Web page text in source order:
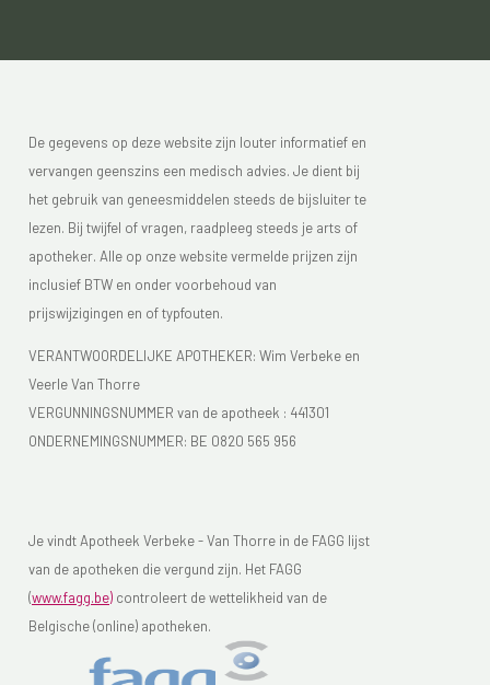
De gegevens op deze website zijn louter informatief en
vervangen geenszins een medisch advies. Je dient bij
het gebruik van geneesmiddelen steeds de bijsluiter te
lezen. Bij twijfel of vragen, raadpleeg steeds je arts of
apotheker. Alle op onze website vermelde prijzen zijn
inclusief BTW en onder voorbehoud van
prijswijzigingen en of typfouten.
VERANTWOORDELIJKE APOTHEKER: Wim Verbeke en
Veerle Van Thorre
VERGUNNINGSNUMMER van de apotheek : 441301
ONDERNEMINGSNUMMER: BE 0820 565 956
Je vindt Apotheek Verbeke - Van Thorre in de FAGG lijst
van de apotheken die vergund zijn. Het FAGG
(www.fagg.be) controleert de wettelikheid van de
Belgische (online) apotheken.